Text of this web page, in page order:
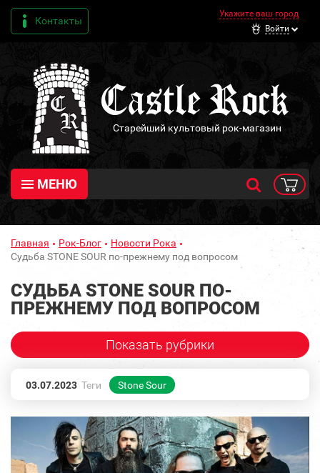
Контакты
Укажите ваш город
Войти
Старейший культовый рок-магазин
МЕНЮ
Главная Рок-Блог
Новости Рока
Судьба STONE SOUR по-прежнему под вопросом
СУДЬБА STONE SOUR ПО-
ПРЕЖНЕМУ ПОД ВОПРОСОМ
Показать рубрики
03.07.2023 Теги Stone Sour